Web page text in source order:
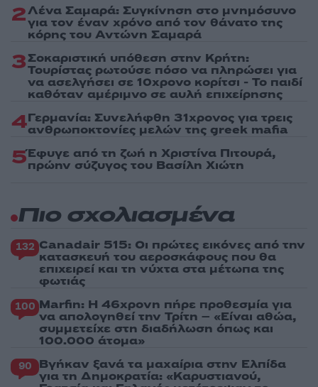
2Λένα Σαμαρά: Συγκίνηση στο μνημόσυνο
για τον έναν χρόνο από τον θάνατο της
κόρης του Αντώνη Σαμαρά
3Σοκαριστική υπόθεση στην Κρήτη:
Τουρίστας ρωτούσε πόσο να πληρώσει για
να ασελγήσει σε 10χρονο κορίτσι - Το παιδί
καθόταν αμέριμνο σε αυλή επιχείρησης
4Γερμανία: Συνελήφθη 31χρονος για τρεις
ανθρωποκτονίες μελών της greek mafia
5Έφυγε από τη ζωή η Χριστίνα Πιτουρά,
πρώην σύζυγος του Βασίλη Χιώτη
Πιο σχολιασμένα
132 Canadair 515: Οι πρώτες εικόνες από την
κατασκευή του αεροσκάφους που θα
επιχειρεί και τη νύχτα στα μέτωπα της
φωτιάς
100 Marfin: Η 46χρονη πήρε προθεσμία για
να απολογηθεί την Τρίτη – «Είναι αθώα,
συμμετείχε στη διαδήλωση όπως και
100.000 άτομα»
90 Βγήκαν ξανά τα μαχαίρια στην Ελπίδα
για τη Δημοκρατία: «Καρυστιανού,